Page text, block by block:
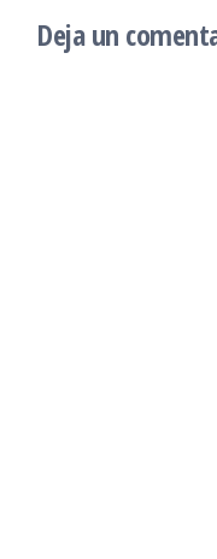
Deja un